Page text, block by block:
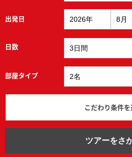
出発日
日数
部屋タイプ
こだわり条件
ツアーをさ